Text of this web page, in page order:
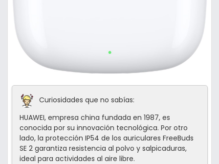
Curiosidades que no sabías:
HUAWEI, empresa china fundada en 1987, es
conocida por su innovación tecnológica. Por otro
lado, la protección IP54 de los auriculares FreeBuds
SE 2 garantiza resistencia al polvo y salpicaduras,
ideal para actividades al aire libre.